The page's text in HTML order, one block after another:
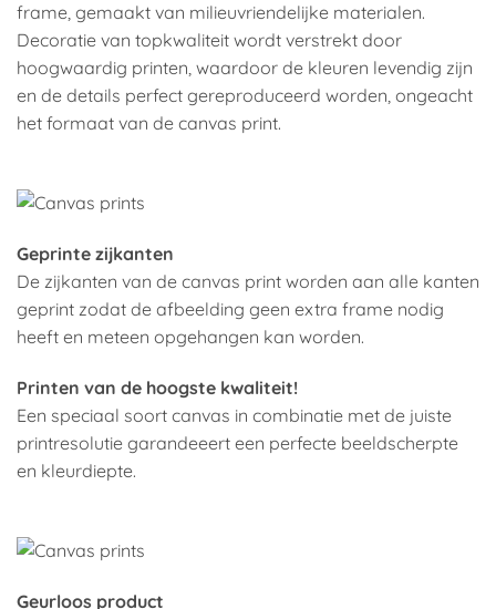
frame, gemaakt van milieuvriendelijke materialen.
Decoratie van topkwaliteit wordt verstrekt door
hoogwaardig printen, waardoor de kleuren levendig zijn
en de details perfect gereproduceerd worden, ongeacht
het formaat van de canvas print.
Geprinte zijkanten
De zijkanten van de canvas print worden aan alle kanten
geprint zodat de afbeelding geen extra frame nodig
heeft en meteen opgehangen kan worden.
Printen van de hoogste kwaliteit!
Een speciaal soort canvas in combinatie met de juiste
printresolutie garandeeert een perfecte beeldscherpte
en kleurdiepte.
Geurloos product